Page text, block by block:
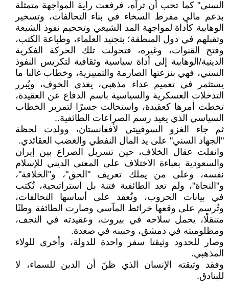
السني" كما تحب أن تراه، فرفعت راية المواجهة متمثلة
بدعم مالي مفرط السخاء في بناء التحالفات، وتسخير
الوهابية كأداة لمواجهة المد الشيعي وتحجيم نفوذ الشيعة
وتقبلهم في دول المنطقة؛ بتجنيد العلماء، وطباعة الكتب،
وفتح القنوات، وغيره، فتحولت تلك الحركة الفكرية
الدينية/الوهابية إلى أداة سياسية وثقافية لتكريس النفوذ
السني، فهي بنزعتها الصارمة والتمييزية، وخطاب غالبا ما
يستثمر في تعميم عداء مذهبي، يغذي الخوف، ويُبرر
التدخلات العسكرية والسياسية باسم الدفاع عن العقيدة،
تخطت أمرها كعقيدة، واستحالت جسرًا لتمرير الخطاب
السياسي الذي يعيد رسم الصراعات الطائفية..
ثم جاء الغزو السوفييتي لأفغانستان، وولدت لحظة
"الجهاد السني" على يد المال النفطي والغضب العقائدي.
وانفلت عقال الخلاف، حين تسربل الصراع بين إيران
والسعودية بعباءة الاختلاف على المعنى الديني للإسلام
نفسه، وعلى من يملك تعريف "الحق"، و"الخلافة"،
و"النجاة"، ولم تعد الطائفية فتنة بل استراتيجية، تُكتب
في بيانات الحروب، وتُعقد على أساسها التحالفات،
وتُرسم على وقعها خرائط المآسي وصارت الطائفة وطنًا
متنقلًا، يحمل سلاحه في بيروت، وعقيدته في النجف،
ومظلوميته في دمشق، وحنينه في صعدة.
وصار للحدود وثيقتا سفر واحدة للدولة، وأخرى للولاء
المذهبي.
وفقد وثيقته الإنسان الذي ظنّ أن الدين للسماء، لا
للبنادق.